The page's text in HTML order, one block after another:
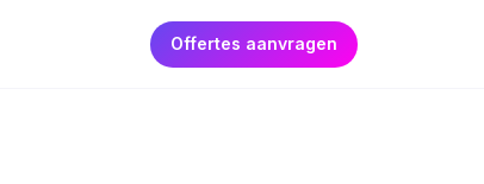
Offertes aanvragen